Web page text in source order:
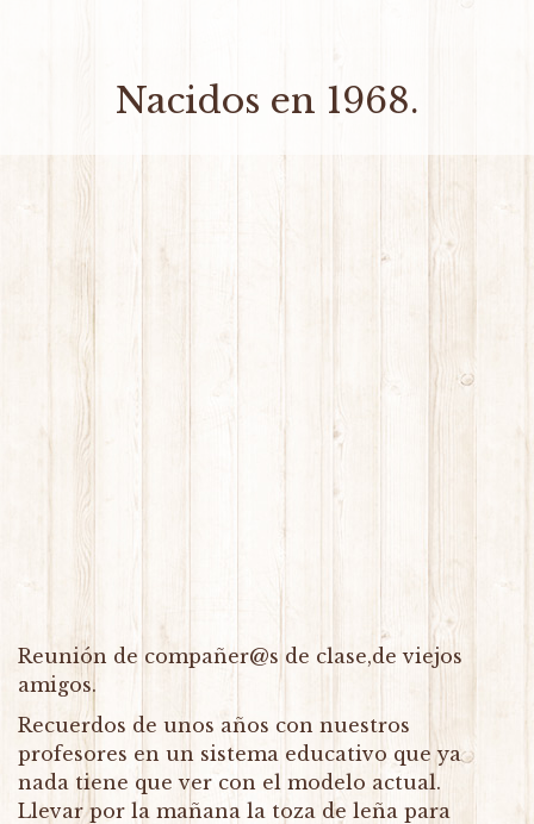
Nacidos en 1968.
Reunión de compañer@s de clase,de viejos
amigos.
Recuerdos de unos años con nuestros
profesores en un sistema educativo que ya
nada tiene que ver con el modelo actual.
Llevar por la mañana la toza de leña para